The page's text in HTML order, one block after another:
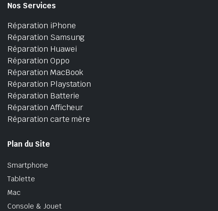
Nos Services
Réparation iPhone
Réparation Samsung
Réparation Huawei
Réparation Oppo
Réparation MacBook
Réparation Playstation
Réparation Batterie
Réparation Afficheur
Réparation carte mère
Plan du Site
Smartphone
Tablette
Mac
Console & Jouet